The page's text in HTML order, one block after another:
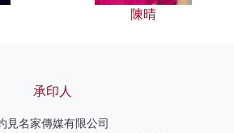
陳晴
承印人
見名家傳媒有限公司